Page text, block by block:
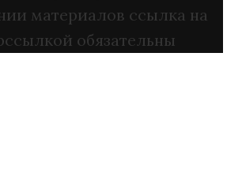
материалов ссылка на
обязательны